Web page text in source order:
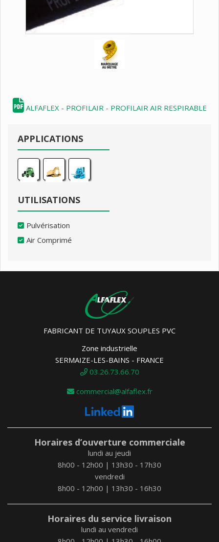
ALFAFLEX - PROFILAIR - PROFILAIR AIR RESPIRABLE
APPLICATIONS
UTILISATIONS
Pulvérisation
Air Comprimé
FABRICANT DE TUYAUX SOUPLES PVC
Zone industrielle
SERMAIZE-LES-BAINS - FRANCE
03.26.73.66.70
commercial@alfaflex.fr
Horaires d’ouverture commerciale
lundi au jeudi
8h00 - 12h00 | 13h30 - 17h30
vendredi
8h00 - 12h00 | 13h30 - 16h30
Horaires du service livraison
lundi au vendredi